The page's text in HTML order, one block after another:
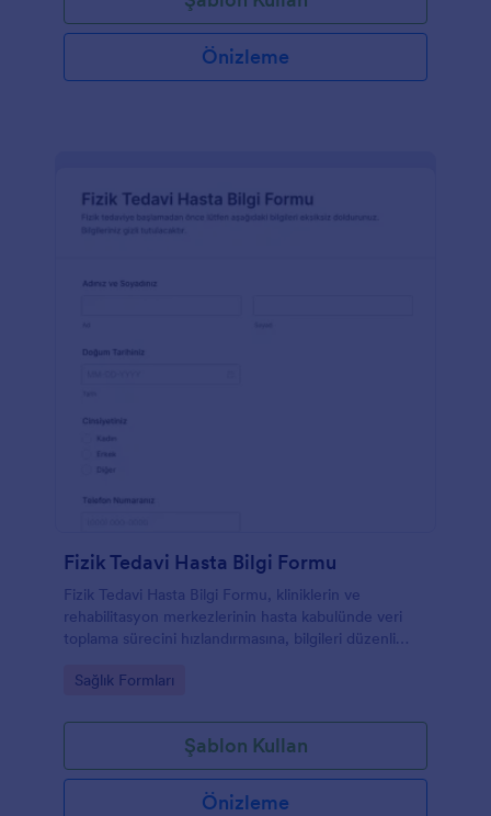
Önizleme
Fizik Tedavi Hasta Bilgi Formu
Fizik Tedavi Hasta Bilgi Formu, kliniklerin ve
rehabilitasyon merkezlerinin hasta kabulünde veri
toplama sürecini hızlandırmasına, bilgileri düzenli
kolaylaştırmasına yardımcı olur.
Go to Category:
Sağlık Formları
Şablon Kullan
Önizleme